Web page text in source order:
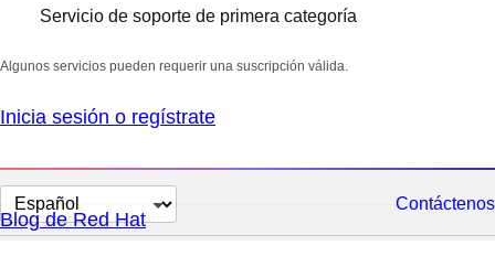
Servicio de soporte de primera categoría
Algunos servicios pueden requerir una suscripción válida.
Inicia sesión o regístrate
Cambiar
el
Contáctenos
Blog de Red Hat